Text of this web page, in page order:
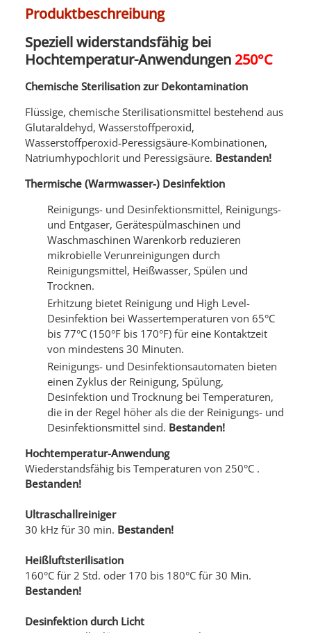
Produktbeschreibung
Speziell widerstandsfähig bei
Hochtemperatur-Anwendungen 250°C
Chemische Sterilisation zur Dekontamination
Flüssige, chemische Sterilisationsmittel bestehend aus
Glutaraldehyd, Wasserstoffperoxid,
Wasserstoffperoxid-Peressigsäure-Kombinationen,
Natriumhypochlorit und Peressigsäure. Bestanden!
Thermische (Warmwasser-) Desinfektion
Reinigungs- und Desinfektionsmittel, Reinigungs-
und Entgaser, Gerätespülmaschinen und
Waschmaschinen Warenkorb reduzieren
mikrobielle Verunreinigungen durch
Reinigungsmittel, Heißwasser, Spülen und
Trocknen.
Erhitzung bietet Reinigung und High Level-
Desinfektion bei Wassertemperaturen von 65°C
bis 77°C (150°F bis 170°F) für eine Kontaktzeit
von mindestens 30 Minuten.
Reinigungs- und Desinfektionsautomaten bieten
einen Zyklus der Reinigung, Spülung,
Desinfektion und Trocknung bei Temperaturen,
die in der Regel höher als die der Reinigungs- und
Desinfektionsmittel sind. Bestanden!
Hochtemperatur-Anwendung
Wiederstandsfähig bis Temperaturen von 250°C .
Bestanden!
Ultraschallreiniger
30 kHz für 30 min. Bestanden!
Heißluftsterilisation
160°C für 2 Std. oder 170 bis 180°C für 30 Min.
Bestanden!
Desinfektion durch Licht